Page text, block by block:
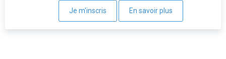
Je m'inscris En savoir plus